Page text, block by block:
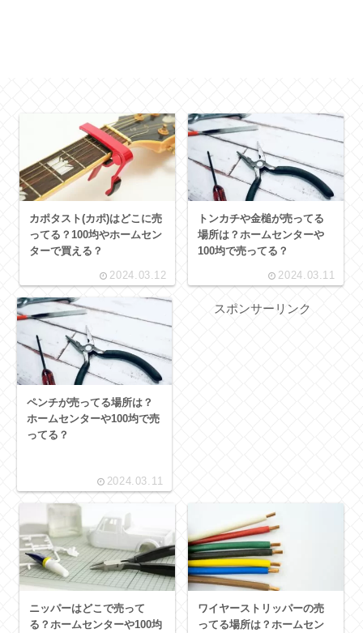
カポタスト(カポ)はどこに売
ってる？100均やホームセン
ターで買える？
2024.03.12
トンカチや金槌が売ってる
場所は？ホームセンターや
100均で売ってる？
2024.03.11
ペンチが売ってる場所は？
ホームセンターや100均で売
ってる？
2024.03.11
スポンサーリンク
ニッパーはどこで売って
る？ホームセンターや100均
ワイヤーストリッパーの売
ってる場所は？ホームセン